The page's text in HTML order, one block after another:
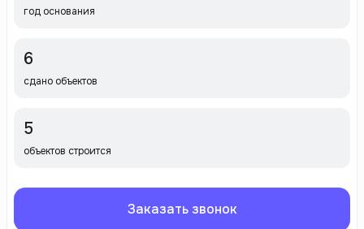
год основания
6
сдано объектов
5
объектов строится
Заказать звонок